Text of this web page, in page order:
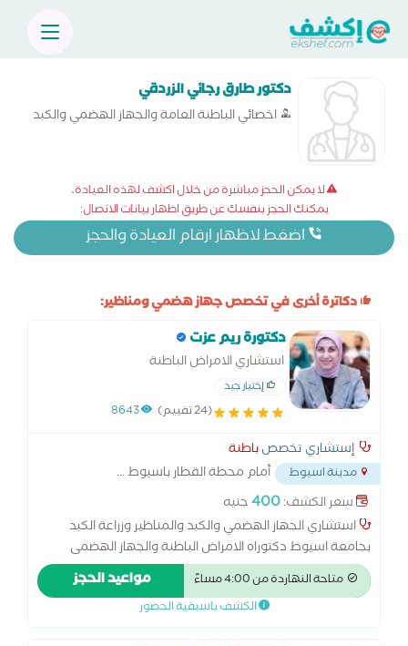
دكتور طارق رجائي الزردقي
اخصائي الباطنة العامة والجهاز الهضمي والكبد
لا يمكن الحجز مباشرة من خلال اكشف لهذه العيادة،
يمكنك الحجز بنفسك عن طريق اظهار بيانات الاتصال:
اضغط لاظهار ارقام العيادة والحجز
دكاترة أخرى في تخصص جهاز هضمي ومناظير:
دكتورة ريم عزت
استشاري الامراض الباطنة
إختيار جيد
(24 تقييم) 8643
إستشاري تخصصباطنة
مدينة اسيوط أمام محطة القطار باسيوط...
سعر الكشف:400جنيه
استشاري الجهاز الهضمي والكبد والمناظير وزراعة الكبد
بجامعة اسيوط دكتوراه الامراض الباطنة والجهاز الهضمى
والكبد والمناظير خبرة 19 سنة بالامراض الباطنة وجهاز هضمي
وكبد عضو في فريق زراعة الكبد بأسيوط
متاحة النهاردة من 4:00 مساءً مواعيد الحجز
الكشف باسبقية الحضور